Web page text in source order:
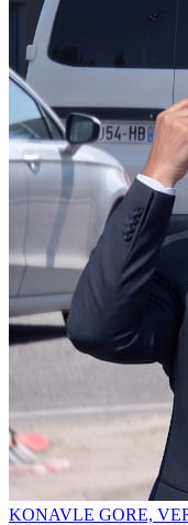
KONAVLE GORE,